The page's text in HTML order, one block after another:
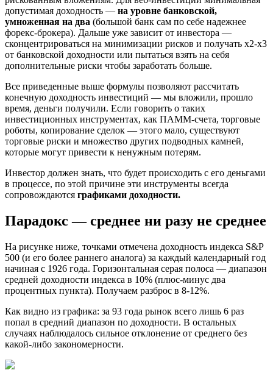
допустимая доходность — на уровне банковской,
умноженная на два (большой банк сам по себе надежнее
форекс-брокера). Дальше уже зависит от инвестора —
сконцентрироваться на минимизации рисков и получать x2-x3
от банковской доходности или пытаться взять на себя
дополнительные риски чтобы заработать больше.
Все приведенные выше формулы позволяют рассчитать
конечную доходность инвестиций — мы вложили, прошло
время, деньги получили. Если говорить о таких
инвестиционных инструментах, как ПАММ-счета, торговые
роботы, копирование сделок — этого мало, существуют
торговые риски и множество других подводных камней,
которые могут привести к ненужным потерям.
Инвестор должен знать, что будет происходить с его деньгами
в процессе, по этой причине эти инструменты всегда
сопровождаются графиками доходности.
Парадокс — среднее ни разу не среднее
На рисунке ниже, точками отмечена доходность индекса S&P
500 (и его более раннего аналога) за каждый календарный год
начиная с 1926 года. Горизонтальная серая полоса — диапазон
средней доходности индекса в 10% (плюс-минус два
процентных пункта). Получаем разброс в 8-12%.
Как видно из графика: за 93 года рынок всего лишь 6 раз
попал в средний диапазон по доходности. В остальных
случаях наблюдалось сильное отклонение от среднего без
какой-либо закономерности.